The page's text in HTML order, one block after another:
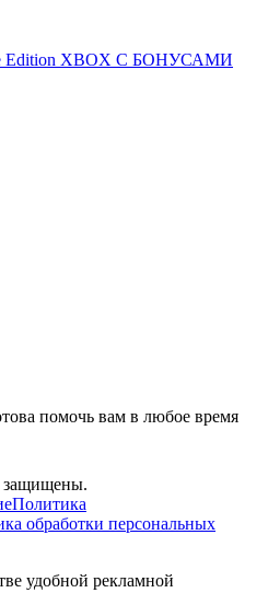
Edition XBOX С БОНУСАМИ
помочь вам в любое время
защищены.
Политика
обработки персональных
удобной рекламной